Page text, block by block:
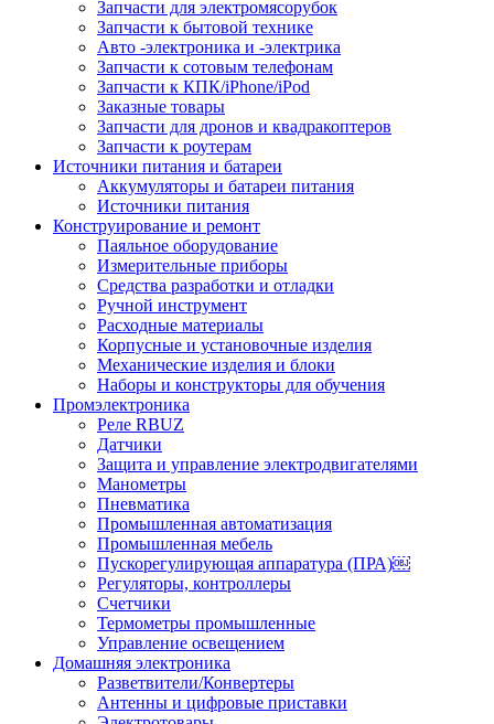
Запчасти для электромясорубок
Запчасти к бытовой технике
Авто -электроника и -электрика
Запчасти к сотовым телефонам
Запчасти к КПК/iPhone/iPod
Заказные товары
Запчасти для дронов и квадракоптеров
Запчасти к роутерам
Источники питания и батареи
Аккумуляторы и батареи питания
Источники питания
Конструирование и ремонт
Паяльное оборудование
Измерительные приборы
Средства разработки и отладки
Ручной инструмент
Расходные материалы
Корпусные и установочные изделия
Механические изделия и блоки
Наборы и конструкторы для обучения
Промэлектроника
Реле RBUZ
Датчики
Защита и управление электродвигателями
Манометры
Пневматика
Промышленная автоматизация
Промышленная мебель
Пускорегулирующая аппаратура (ПРА)￼
Регуляторы, контроллеры
Счетчики
Термометры промышленные
Управление освещением
Домашняя электроника
Разветвители/Конвертеры
Антенны и цифровые приставки